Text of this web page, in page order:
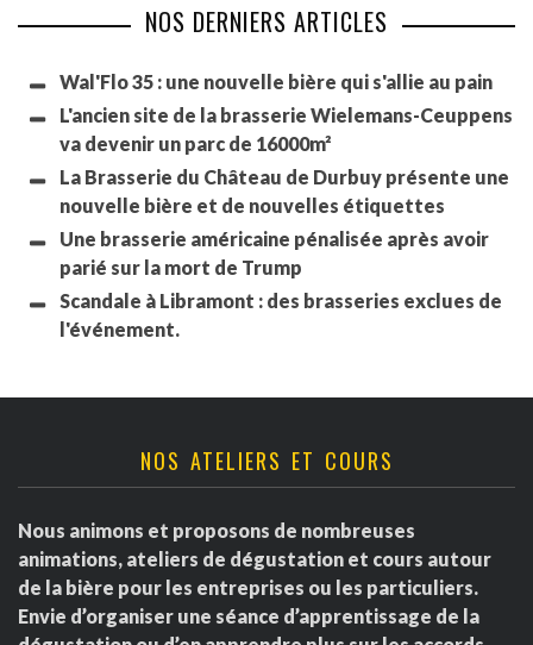
NOS DERNIERS ARTICLES
Wal'Flo 35 : une nouvelle bière qui s'allie au pain
L'ancien site de la brasserie Wielemans-Ceuppens
va devenir un parc de 16000m²
La Brasserie du Château de Durbuy présente une
nouvelle bière et de nouvelles étiquettes
Une brasserie américaine pénalisée après avoir
parié sur la mort de Trump
Scandale à Libramont : des brasseries exclues de
l'événement.
NOS ATELIERS ET COURS
Nous animons et proposons de nombreuses
animations, ateliers de dégustation et cours autour
de la bière pour les entreprises ou les particuliers.
Envie d’organiser une séance d’apprentissage de la